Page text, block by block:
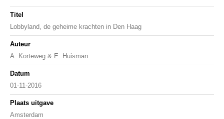
Titel
Lobbyland, de geheime krachten in Den Haag
Auteur
A. Korteweg & E. Huisman
Datum
01-11-2016
Plaats uitgave
Amsterdam